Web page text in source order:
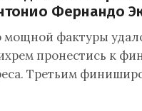
Фернандо
мощной фактуры
пронестись к
Третьим